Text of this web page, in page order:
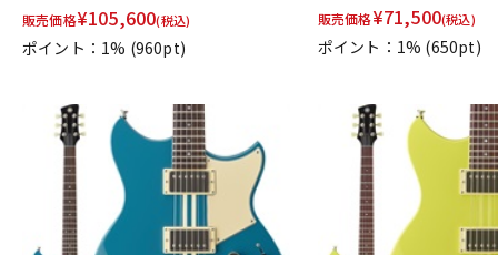
販売価格¥105,600(税込)
ポイント：1% (960pt)
販売価格¥71,500(税込)
ポイント：1% (650pt)